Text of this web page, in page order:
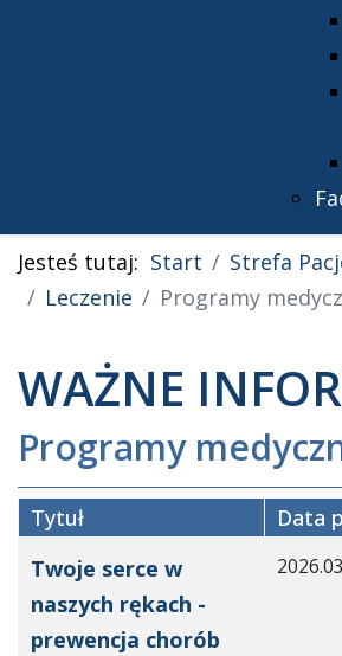
Jesteś tutaj: Start
Strefa
Leczenie
Programy
WAŻNE
Programy
Spis artykułów
Tytuł
Data
Twoje serce w
naszych rękach -
prewencja chorób